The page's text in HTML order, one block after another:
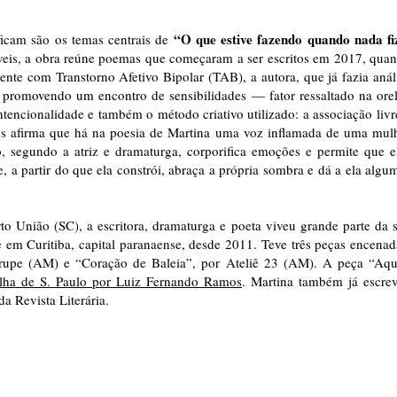
são os temas centrais de “O que estive fazendo quando nada
a obra reúne poemas que começaram a ser escritos em 2017,
com Transtorno Afetivo Bipolar (TAB), a autora, que já fazia
um encontro de sensibilidades — fator ressaltado na
e também o método criativo utilizado: a associação
afirma que há na poesia de Martina uma voz inflamada de uma
a atriz e dramaturga, corporifica emoções e permite que
partir do que ela constrói, abraça a própria sombra e dá a ela
(SC), a escritora, dramaturga e poeta viveu grande parte da
Curitiba, capital paranaense, desde 2011. Teve três peças
(AM) e “Coração de Baleia”, por Ateliê 23 (AM). A peça
de S. Paulo por Luiz Fernando Ramos. Martina também já
Revista Literária.